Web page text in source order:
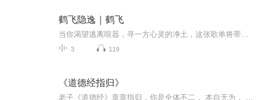
鹤飞隐逸｜鹤飞
3 119
《道德经指归》